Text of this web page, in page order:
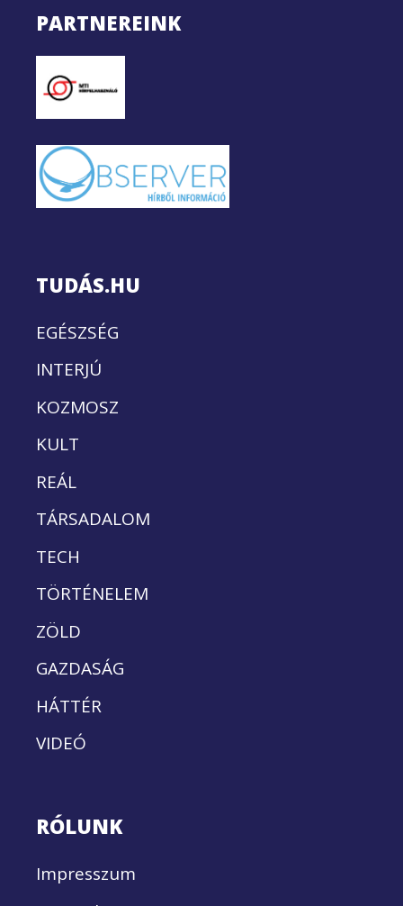
PARTNEREINK
TUDÁS.HU
EGÉSZSÉG
INTERJÚ
KOZMOSZ
KULT
REÁL
TÁRSADALOM
TECH
TÖRTÉNELEM
ZÖLD
GAZDASÁG
HÁTTÉR
VIDEÓ
RÓLUNK
Impresszum